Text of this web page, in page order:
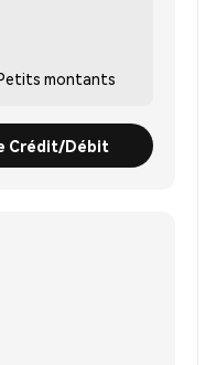
montants
Crédit/Débit